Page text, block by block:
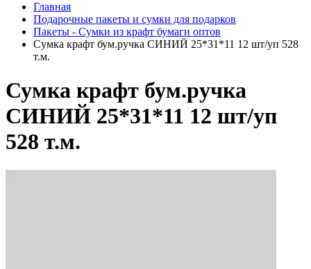
Главная
Подарочные пакеты и сумки для подарков
Пакеты - Сумки из крафт бумаги оптов
Сумка крафт бум.ручка СИНИЙ 25*31*11 12 шт/уп 528
т.м.
Сумка крафт бум.ручка
СИНИЙ 25*31*11 12 шт/уп
528 т.м.